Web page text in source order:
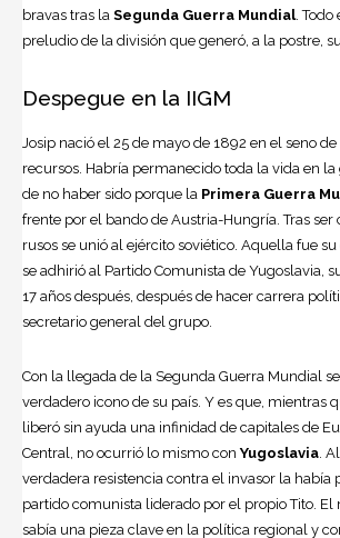
bravas tras la Segunda Guerra Mundial. Todo
preludio de la división que generó, a la postre,
Despegue en la IIGM
Josip nació el 25 de mayo de 1892 en el seno
recursos. Habría permanecido toda la vida en
de no haber sido porque la Primera Guerra
frente por el bando de Austria-Hungría. Tras ser
rusos se unió al ejército soviético. Aquella fue su
se adhirió al Partido Comunista de Yugoslavia,
17 años después, después de hacer carrera
secretario general del grupo.
Con la llegada de la Segunda Guerra Mundial
verdadero icono de su país. Y es que, mientras
liberó sin ayuda una infinidad de capitales de
Central, no ocurrió lo mismo conYugoslavia.
verdadera resistencia contra el invasor la había
partido comunista liderado por el propio Tito. El
sabía una pieza clave en la política regional y